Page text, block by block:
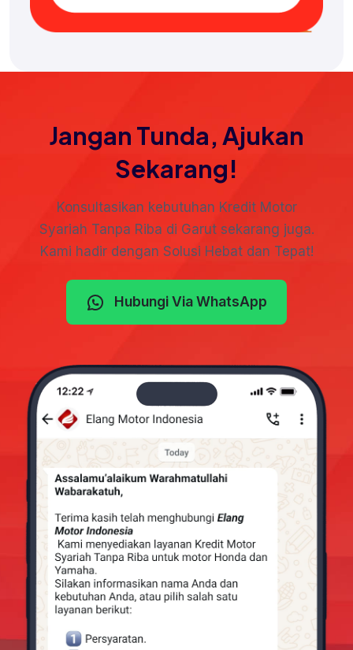
Jangan Tunda, Ajukan
Sekarang!
Konsultasikan kebutuhan Kredit Motor
Syariah Tanpa Riba di Garut sekarang juga.
Kami hadir dengan Solusi Hebat dan Tepat!
Hubungi Via WhatsApp